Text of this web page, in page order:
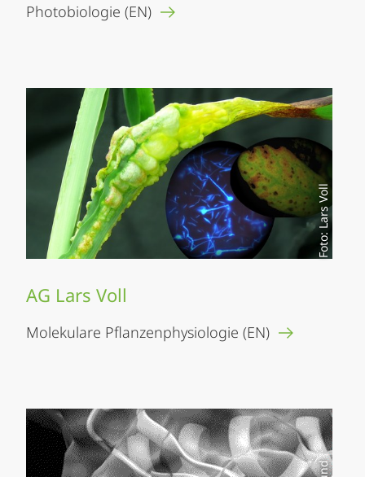
Photobiologie (EN)
Foto: Lars Voll
AG Lars Voll
Molekulare Pflanzenphysiologie (EN)